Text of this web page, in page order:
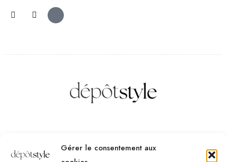
Gérer le consentement aux
Téléphone : (+32) 2 523 70 59